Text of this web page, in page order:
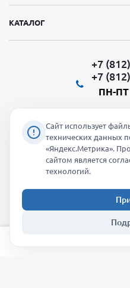
КАТАЛОГ
+7
+7
ПН-ПТ
Мы в
2026 © "Молти"
Сайт использует
технических данных
«Яндекс.Метрика».
сайтом является
технологий.